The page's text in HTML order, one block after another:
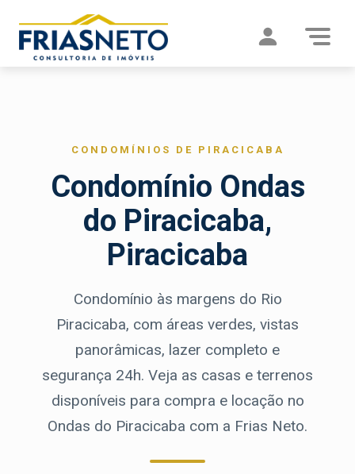
CONDOMÍNIOS DE PIRACICABA
Condomínio Ondas
do Piracicaba,
Piracicaba
Condomínio às margens do Rio
Piracicaba, com áreas verdes, vistas
panorâmicas, lazer completo e
segurança 24h. Veja as casas e terrenos
disponíveis para compra e locação no
Ondas do Piracicaba com a Frias Neto.